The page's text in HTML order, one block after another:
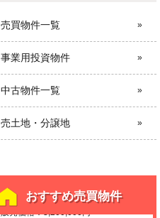
売買物件一覧
事業用投資物件
中古物件一覧
売土地・分譲地
おすすめ売買物件
販売価格：4,200,000円
鍋島売土地
所在地：大分県中津市大字鍋島
販売価格：3,200,000円